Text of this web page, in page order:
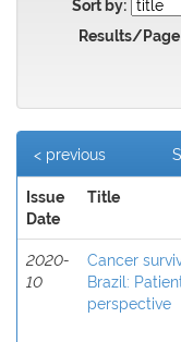
Sort by:
Results/Page
< previous
Issue
Date
Title
2020-
10
Cancer
Brazil:
perspective